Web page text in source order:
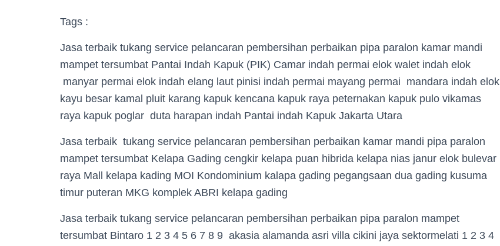
Tags :
Jasa terbaik tukang service pelancaran pembersihan perbaikan pipa paralon kamar mandi
mampet tersumbat Pantai Indah Kapuk (PIK) Camar indah permai elok walet indah elok
manyar permai elok indah elang laut pinisi indah permai mayang permai mandara indah elok
kayu besar kamal pluit karang kapuk kencana kapuk raya peternakan kapuk pulo vikamas
raya kapuk poglar duta harapan indah Pantai indah Kapuk Jakarta Utara
Jasa terbaik tukang service pelancaran pembersihan perbaikan kamar mandi pipa paralon
mampet tersumbat Kelapa Gading cengkir kelapa puan hibrida kelapa nias janur elok bulevar
raya Mall kelapa kading MOI Kondominium kalapa gading pegangsaan dua gading kusuma
timur puteran MKG komplek ABRI kelapa gading
Jasa terbaik tukang service pelancaran pembersihan perbaikan pipa paralon mampet
tersumbat Bintaro 1 2 3 4 5 6 7 8 9 akasia alamanda asri villa cikini jaya sektormelati 1 2 3 4